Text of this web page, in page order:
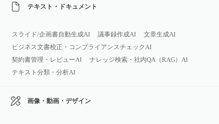
テキスト・ドキュメント
スライド/企画書自動生成AI 議事録作成AI
文章生成AI
ビジネス文書校正・コンプライアンスチェックAI
契約書管理・レビューAI
ナレッジ検索・社内QA（RAG）AI
テキスト分類・分析AI
画像・動画・デザイン